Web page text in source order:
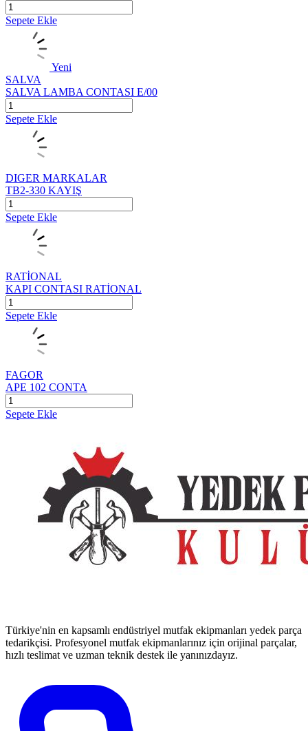
Sepete Ekle
Yeni
SALVA
SALVA LAMBA CONTASI E/00
Sepete Ekle
DIGER MARKALAR
TB2-330 KAYIŞ
Sepete Ekle
RATİONAL
KAPI CONTASI RATİONAL
Sepete Ekle
FAGOR
APE 102 CONTA
Sepete Ekle
Türkiye'nin en kapsamlı endüstriyel mutfak ekipmanları yedek parça
tedarikçisi. Profesyonel mutfak ekipmanlarınız için orijinal parçalar,
hızlı teslimat ve uzman teknik destek ile yanınızdayız.